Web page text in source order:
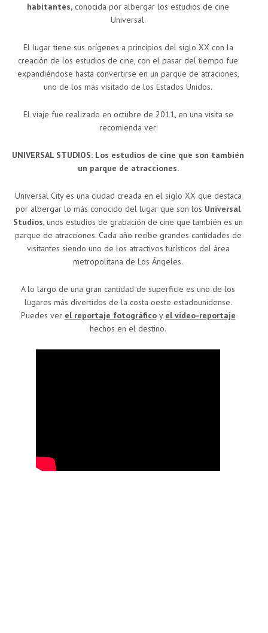
habitantes, conocida por albergar los estudios de cine
Universal.
El lugar tiene sus orígenes a principios del siglo XX con la
creación de los estudios de cine, con el pasar del tiempo fue
expandiéndose hasta convertirse en un parque de atraciones,
uno de los más visitado de los Estados Unidos.
El viaje fue realizado en octubre de 2011, en una visita se
recomienda ver:
UNIVERSAL STUDIOS: Los estudios de cine que son también
un parque de atracciones.
Universal City es una ciudad creada en el siglo XX que destaca
por albergar lo más conocido del lugar que son los Universal
Studios, unos estudios de grabación de cine que también es un
parque de atracciones. Cada año recibe grandes cantidades de
visitantes siendo uno de los atractivos turísticos del área
metropolitana de Los Ángeles.
A lo largo de una gran cantidad de superficie es uno de los
lugares más divertidos de la costa oeste estadounidense.
Puedes ver el reportaje fotográficoy el video-reportaje
hechos en el destino.